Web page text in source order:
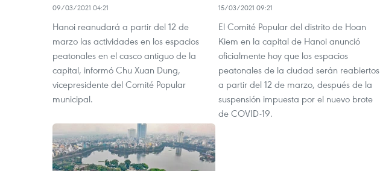
09/03/2021 04:21
Hanoi reanudará a partir del 12 de
marzo las actividades en los espacios
peatonales en el casco antiguo de la
capital, informó Chu Xuan Dung,
vicepresidente del Comité Popular
municipal.
15/03/2021 09:21
El Comité Popular del distrito de Hoan
Kiem en la capital de Hanoi anunció
oficialmente hoy que los espacios
peatonales de la ciudad serán reabiertos
a partir del 12 de marzo, después de la
suspensión impuesta por el nuevo brote
de COVID-19.